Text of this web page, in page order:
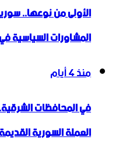
الأولى من نوعها..
المشاورات السياسية
منذ 4 أيام
في المحافظات
العملة السورية القديمة